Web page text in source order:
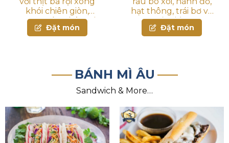
khói chiên giòn,
trứng cút, phô mai
parmesan chiên giòn
Đặt món
hạt thông, trái bơ và
sốt giấm
Đặt món
BÁNH MÌ ÂU
Sandwich & More…